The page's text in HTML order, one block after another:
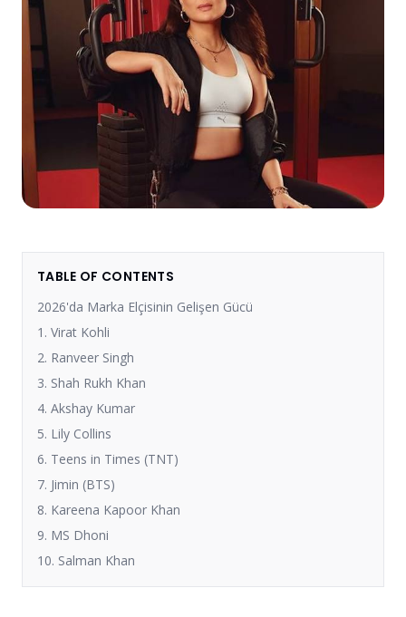
TABLE OF CONTENTS
2026'da Marka Elçisinin Gelişen Gücü
1. Virat Kohli
2. Ranveer Singh
3. Shah Rukh Khan
4. Akshay Kumar
5. Lily Collins
6. Teens in Times (TNT)
7. Jimin (BTS)
8. Kareena Kapoor Khan
9. MS Dhoni
10. Salman Khan